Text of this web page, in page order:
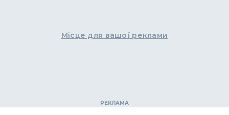
Місце для вашої реклами